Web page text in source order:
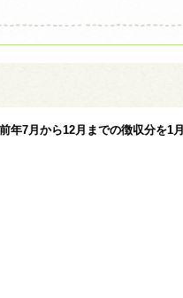
年7月から12月までの徴収分を1月